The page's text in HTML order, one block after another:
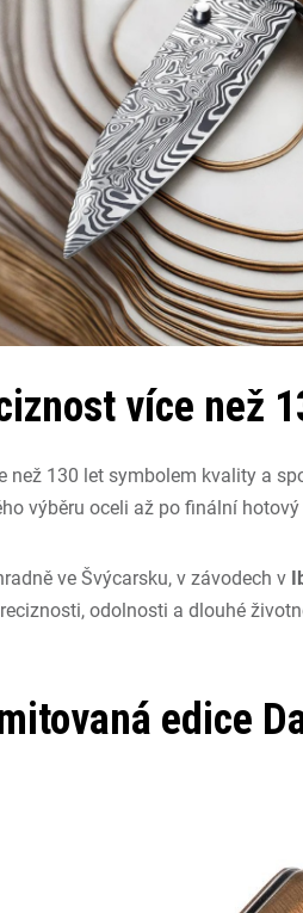
více než
než 130 let symbolem kvality a
výběru oceli až po finální hotový
ve Švýcarsku, v závodech v
odolnosti a dlouhé
edice